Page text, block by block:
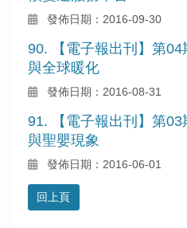
發佈日期：2016-09-30
90. 【電子報出刊】第
與全球暖化
發佈日期：2016-08-31
91. 【電子報出刊】第
與聖嬰現象
發佈日期：2016-06-01
回上頁